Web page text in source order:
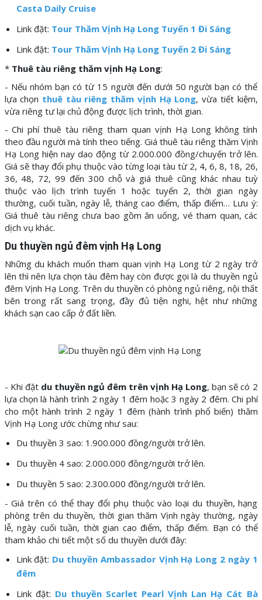
Casta Daily Cruise
Link đặt: Tour Thăm Vịnh Hạ Long Tuyến 1 Đi Sáng
Link đặt: Tour Thăm Vịnh Hạ Long Tuyến 2 Đi Sáng
* Thuê tàu riêng thăm vịnh Hạ Long:
- Nếu nhóm bạn có từ 15 người đến dưới 50 người bạn có thể
lựa chọn thuê tàu riêng thăm vịnh Hạ Long, vừa tiết kiệm,
vừa riêng tư lại chủ động được lịch trình, thời gian.
- Chi phí thuê tàu riêng tham quan vịnh Hạ Long không tính
theo đầu người mà tính theo tiếng. Giá thuê tàu riêng thăm Vịnh
Hạ Long hiện nay dao động từ 2.000.000 đồng/chuyến trở lên.
Giá sẽ thay đổi phụ thuộc vào từng loại tàu từ 2, 4, 6, 8, 18, 26,
36, 48, 72, 99 đến 300 chỗ và giá thuê cũng khác nhau tuỳ
thuộc vào lịch trình tuyến 1 hoặc tuyến 2, thời gian ngày
thường, cuối tuần, ngày lễ, tháng cao điểm, thấp điểm… Lưu ý:
Giá thuê tàu riêng chưa bao gồm ăn uống, vé tham quan, các
dịch vụ khác.
Du thuyền ngủ đêm vịnh Hạ Long
Những du khách muốn tham quan vịnh Hạ Long từ 2 ngày trở
lên thì nên lựa chọn tàu đêm hay còn được gọi là du thuyền ngủ
đêm Vịnh Hạ Long. Trên du thuyền có phòng ngủ riêng, nội thất
bên trong rất sang trọng, đầy đủ tiện nghi, hệt như những
khách sạn cao cấp ở đất liền.
- Khi đặt du thuyền ngủ đêm trên vịnh Hạ Long, bạn sẽ có 2
lựa chọn là hành trình 2 ngày 1 đêm hoặc 3 ngày 2 đêm. Chi phí
cho một hành trình 2 ngày 1 đêm (hành trình phổ biến) thăm
Vịnh Hạ Long ước chừng như sau:
Du thuyền 3 sao: 1.900.000 đồng/người trở lên.
Du thuyền 4 sao: 2.000.000 đồng/người trở lên.
Du thuyền 5 sao: 2.300.000 đồng/người trở lên.
- Giá trên có thể thay đổi phụ thuộc vào loại du thuyền, hạng
phòng trên du thuyền, thời gian thăm Vịnh ngày thường, ngày
lễ, ngày cuối tuần, thời gian cao điểm, thấp điểm. Bạn có thể
tham khảo chi tiết một số du thuyền dưới đây:
Link đặt: Du thuyền Ambassador Vịnh Hạ Long 2 ngày 1
đêm
Link đặt: Du thuyền Scarlet Pearl Vịnh Lan Hạ Cát Bà